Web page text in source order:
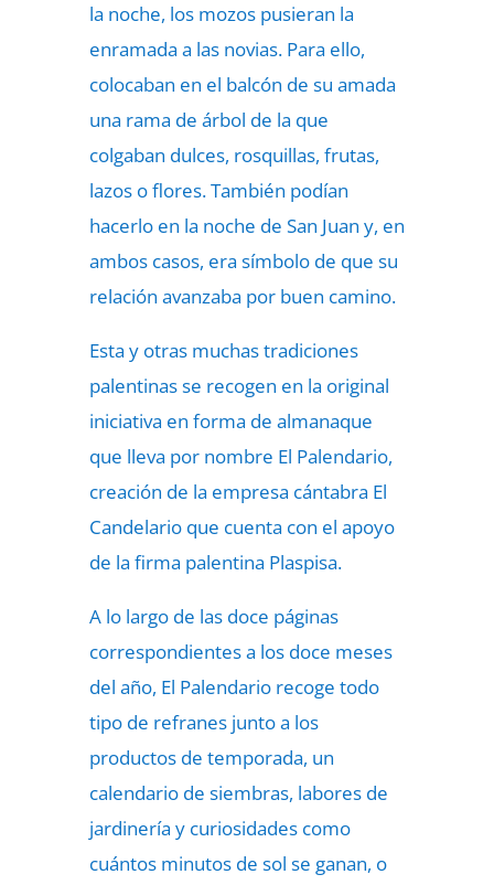
la noche, los mozos pusieran la
enramada a las novias. Para ello,
colocaban en el balcón de su amada
una rama de árbol de la que
colgaban dulces, rosquillas, frutas,
lazos o flores. También podían
hacerlo en la noche de San Juan y, en
ambos casos, era símbolo de que su
relación avanzaba por buen camino.
Esta y otras muchas tradiciones
palentinas se recogen en la original
iniciativa en forma de almanaque
que lleva por nombre El Palendario,
creación de la empresa cántabra El
Candelario que cuenta con el apoyo
de la firma palentina Plaspisa.
A lo largo de las doce páginas
correspondientes a los doce meses
del año, El Palendario recoge todo
tipo de refranes junto a los
productos de temporada, un
calendario de siembras, labores de
jardinería y curiosidades como
cuántos minutos de sol se ganan, o